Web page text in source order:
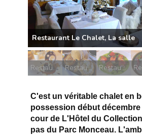
Restaurant Le Chalet, Saumon confit
Restaurant Le Chalet, Coquilles Saint-Jacques lutées
Restaurant Le Chalet, Crémeux au chocolat noir
C'est un véritable chalet en
possession début décembre
cour de L'Hôtel du
pas du Parc Monceau.